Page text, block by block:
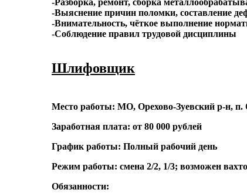
-Выяснение причин поломки, составление
-Внимательность, чёткое выполнение
-Соблюдение правил трудовой дисциплины
Шлифовщик
Место работы: МО, Орехово-Зуевский р-н, п.
Заработная плата: от 80 000 рублей
График работы: Полный рабочий день
Режим работы: смена 2/2, 1/3; возможен
Обязанности: